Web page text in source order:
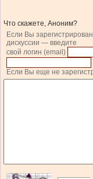
Что скажете, Аноним?
Если Вы
дискуссии — введите
свой логин (email)
Если Вы еще не